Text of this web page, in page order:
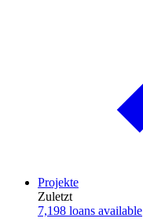
Projekte
Zuletzt
7,198 loans available